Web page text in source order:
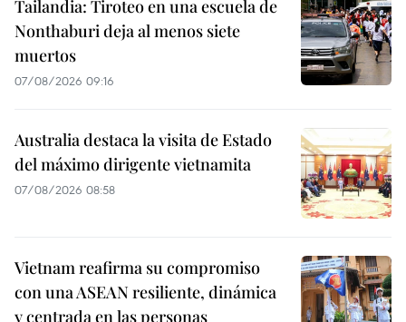
Tailandia: Tiroteo en una escuela de
Nonthaburi deja al menos siete
muertos
07/08/2026 09:16
Australia destaca la visita de Estado
del máximo dirigente vietnamita
07/08/2026 08:58
Vietnam reafirma su compromiso
con una ASEAN resiliente, dinámica
y centrada en las personas